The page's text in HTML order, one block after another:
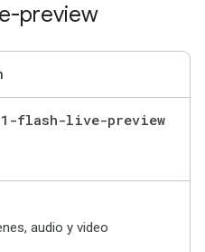
preview
1-flash-live-preview
audio y video